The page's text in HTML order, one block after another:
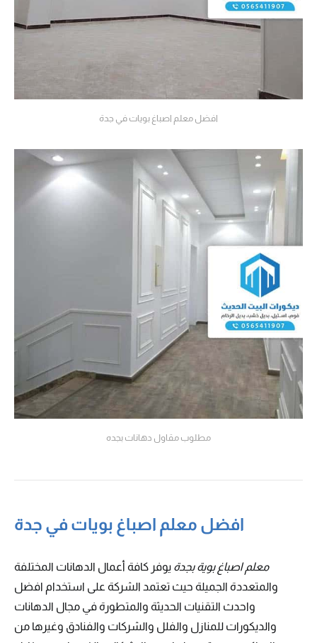
افضل معلم اصباغ بويات في جدة
مطلوب مقاول دهانات بجده
افضل معلم اصباغ بويات في جدة
معلم اصباغ بوية بجدة يوفر كافة أعمال الدهانات المختلفة
والمتعددة الجميلة حيث تعتمد الشركة على استخدام افضل
واحدث التقنيات الحديثة والمتطورة في مجال الدهانات
والديكورات للمنازل والفلل والشركات والفنادق وغيرها من